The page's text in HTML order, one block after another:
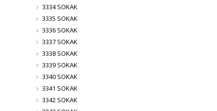
3334 SOKAK
3335 SOKAK
3336 SOKAK
3337 SOKAK
3338 SOKAK
3339 SOKAK
3340 SOKAK
3341 SOKAK
3342 SOKAK